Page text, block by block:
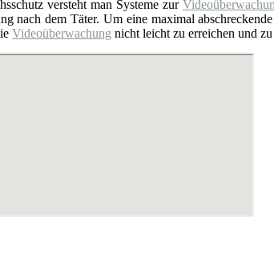
versteht man Systeme zur
nach dem Täter. Um eine maximal
Videoüberwachung nicht leicht zu erreichen und